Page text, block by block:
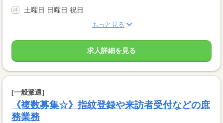
土曜日 日曜日 祝日
もっと見る
求人詳細を見る
[一般派遣]
《複数募集☆》指紋登録や来訪者受付などの庶
務業務